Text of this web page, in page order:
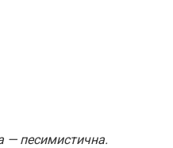
— песимистична.